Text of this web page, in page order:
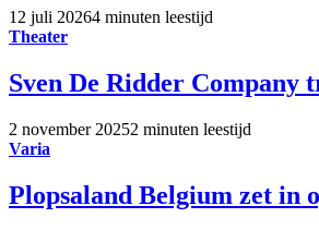
12 juli 20264 minuten leestijd
Theater
Sven De Ridder Company
2 november 20252 minuten leestijd
Varia
Plopsaland Belgium zet in